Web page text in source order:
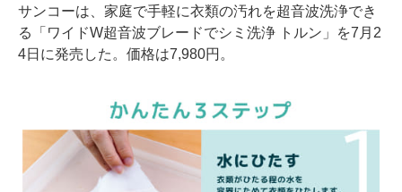
サンコーは、家庭で手軽に衣類の汚れを超音波洗浄でき
る「ワイドW超音波ブレードでシミ洗浄 トルン」を7月2
4日に発売した。価格は7,980円。